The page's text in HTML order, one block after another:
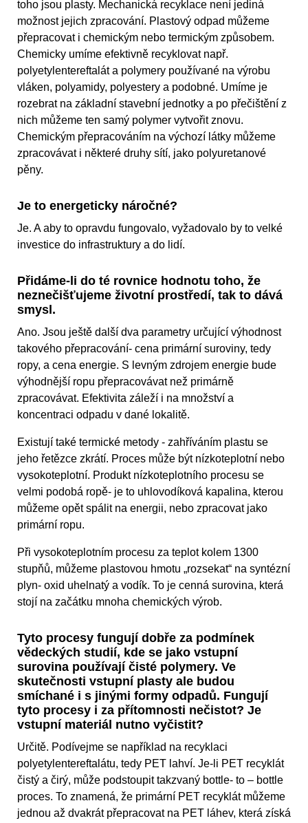
toho jsou plasty. Mechanická recyklace není jediná
možnost jejich zpracování. Plastový odpad můžeme
přepracovat i chemickým nebo termickým způsobem.
Chemicky umíme efektivně recyklovat např.
polyetylentereftalát a polymery používané na výrobu
vláken, polyamidy, polyestery a podobné. Umíme je
rozebrat na základní stavební jednotky a po přečištění z
nich můžeme ten samý polymer vytvořit znovu.
Chemickým přepracováním na výchozí látky můžeme
zpracovávat i některé druhy sítí, jako polyuretanové
pěny.
Je to energeticky náročné?
Je. A aby to opravdu fungovalo, vyžadovalo by to velké
investice do infrastruktury a do lidí.
Přidáme-li do té rovnice hodnotu toho, že
neznečišťujeme životní prostředí, tak to dává
smysl.
Ano. Jsou ještě další dva parametry určující výhodnost
takového přepracování- cena primární suroviny, tedy
ropy, a cena energie. S levným zdrojem energie bude
výhodnější ropu přepracovávat než primárně
zpracovávat. Efektivita záleží i na množství a
koncentraci odpadu v dané lokalitě.
Existují také termické metody - zahříváním plastu se
jeho řetězce zkrátí. Proces může být nízkoteplotní nebo
vysokoteplotní. Produkt nízkoteplotního procesu se
velmi podobá ropě- je to uhlovodíková kapalina, kterou
můžeme opět spálit na energii, nebo zpracovat jako
primární ropu.
Při vysokoteplotním procesu za teplot kolem 1300
stupňů, můžeme plastovou hmotu „rozsekat“ na syntézní
plyn- oxid uhelnatý a vodík. To je cenná surovina, která
stojí na začátku mnoha chemických výrob.
Tyto procesy fungují dobře za podmínek
vědeckých studií, kde se jako vstupní
surovina používají čisté polymery. Ve
skutečnosti vstupní plasty ale budou
smíchané i s jinými formy odpadů. Fungují
tyto procesy i za přítomnosti nečistot? Je
vstupní materiál nutno vyčistit?
Určitě. Podívejme se například na recyklaci
polyetylentereftalátu, tedy PET lahví. Je-li PET recyklát
čistý a čirý, může podstoupit takzvaný bottle- to – bottle
proces. To znamená, že primární PET recyklát můžeme
jednou až dvakrát přepracovat na PET láhev, která získá